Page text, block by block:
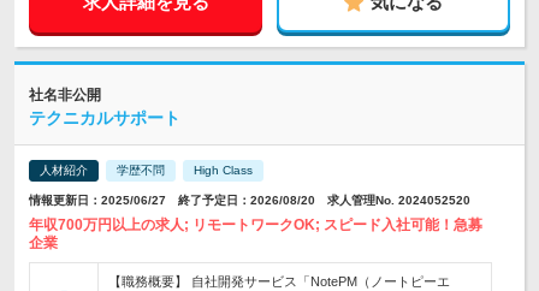
社名非公開
テクニカルサポート
人材紹介 学歴不問 High Class
情報更新日：2025/06/27 終了予定日：2026/08/20 求人管理No. 2024052520
年収700万円以上の求人; リモートワークOK; スピード入社可能！急募
企業
【職務概要】 自社開発サービス「NotePM（ノートピーエ